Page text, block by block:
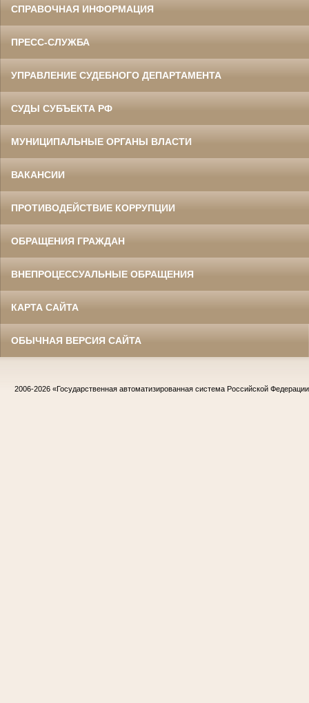
СПРАВОЧНАЯ ИНФОРМАЦИЯ
ПРЕСС-СЛУЖБА
УПРАВЛЕНИЕ СУДЕБНОГО ДЕПАРТАМЕНТА
СУДЫ СУБЪЕКТА РФ
МУНИЦИПАЛЬНЫЕ ОРГАНЫ ВЛАСТИ
ВАКАНСИИ
ПРОТИВОДЕЙСТВИЕ КОРРУПЦИИ
ОБРАЩЕНИЯ ГРАЖДАН
ВНЕПРОЦЕССУАЛЬНЫЕ ОБРАЩЕНИЯ
КАРТА САЙТА
ОБЫЧНАЯ ВЕРСИЯ САЙТА
2006-2026 «Государственная автоматизированная система Российской